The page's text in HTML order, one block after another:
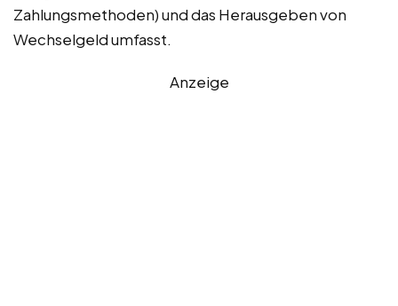
Zahlungsmethoden) und das Herausgeben von
Wechselgeld umfasst.
Anzeige